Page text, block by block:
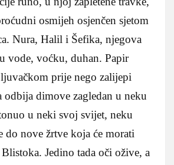
osmijeh osjenčen sjetom
Nura, Halil i Šefika, njegova
vode, voćku, duhan. Papir
prije nego zalijepi
odbija dimove zagledan u neku
u neki svoj svijet, neku
do nove žrtve koja će morati
Jedino tada oči ožive, a